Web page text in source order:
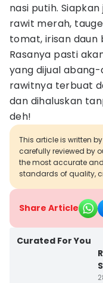
nasi putih.
rawit merah,
tomat, irisan daun
Rasanya pasti
yang dijual
rawitnya terbuat
dan dihaluskan
deh!
This article is written
carefully reviewed by
the most accurate
standards of quality,
Share Article
Curated For You